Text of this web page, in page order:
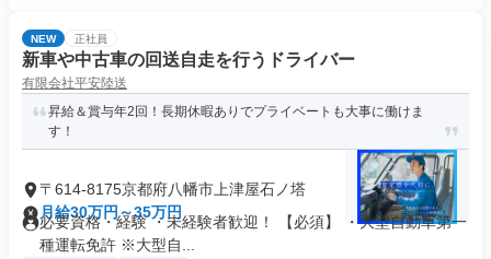
NEW 正社員
新車や中古車の回送自走を行うドライバー
有限会社平安陸送
昇給＆賞与年2回！長期休暇ありでプライベートも大事に働けま
す！
〒614-8175京都府八幡市上津屋石ノ塔
月給30万円～35万円
必要資格・経験 ・未経験者歓迎！ 【必須】 ・大型自動車第一
種運転免許 ※大型自...